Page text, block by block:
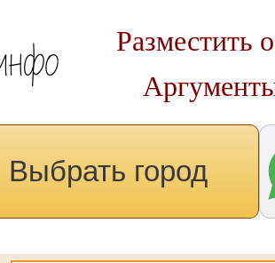
Разместить
Выбрать город